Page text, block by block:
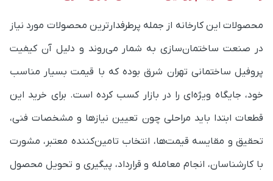
محصولات این کارخانه از جمله پرطرفدارترین محصولات مورد نیاز
در صنعت ساختمان‌سازی به شمار می‌روند و دلیل آن کیفیت
پروفیل ساختمانی تهران شرق بوده که با قیمت بسیار مناسب
خود، جایگاه ویژه‌ای را در بازار کسب کرده است.برای خرید این
قطعات ابتدا باید مراحلی چون تعیین نیازها و مشخصات فنی،
تحقیق و مقایسه قیمت‌ها، انتخاب تامین‌کننده معتبر، مشورت
با کارشناسان، انجام معامله و قرارداد، پیگیری و تحویل محصول